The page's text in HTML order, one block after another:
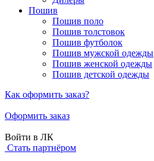
Пошив
Пошив поло
Пошив толстовок
Пошив футболок
Пошив мужской одежды
Пошив женской одежды
Пошив детской одежды
Как оформить заказ?
Оформить заказ
Войти в ЛК
Стать партнёром